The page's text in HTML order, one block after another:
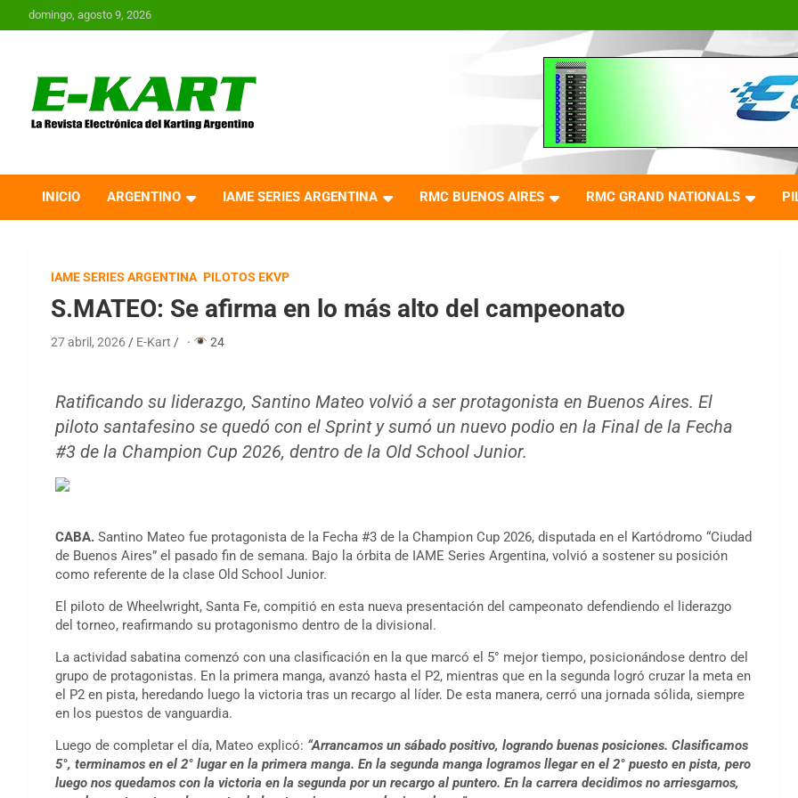
Saltar
al
domingo, agosto 9, 2026
Revista Electrónica del
INICIO ARGENTINO IAME SERIES ARGENTINA RMC BUENOS AIRES RMC GRAND NATIONALS
IAME SERIES ARGENTINA PILOTOS EKVP
S.MATEO: Se afirma en lo más alto del campeonato
27 abril, 2026 E-Kart · 24
Ratificando su liderazgo, Santino Mateo volvió a ser protagonista en Buenos Aires. El
piloto santafesino se quedó con el Sprint y sumó un nuevo podio en la Final de la Fecha
#3 de la Champion Cup 2026, dentro de la Old School Junior.
CABA. Santino Mateo fue protagonista de la Fecha #3 de la Champion Cup 2026, disputada en el Kartódromo “Ciudad
de Buenos Aires” el pasado fin de semana. Bajo la órbita de IAME Series Argentina, volvió a sostener su posición
como referente de la clase Old School Junior.
El piloto de Wheelwright, Santa Fe, compitió en esta nueva presentación del campeonato defendiendo el liderazgo
del torneo, reafirmando su protagonismo dentro de la divisional.
La actividad sabatina comenzó con una clasificación en la que marcó el 5° mejor tiempo, posicionándose dentro del
grupo de protagonistas. En la primera manga, avanzó hasta el P2, mientras que en la segunda logró cruzar la meta en
el P2 en pista, heredando luego la victoria tras un recargo al líder. De esta manera, cerró una jornada sólida, siempre
en los puestos de vanguardia.
Luego de completar el día, Mateo explicó: “Arrancamos un sábado positivo, logrando buenas posiciones. Clasificamos
5°, terminamos en el 2° lugar en la primera manga. En la segunda manga logramos llegar en el 2° puesto en pista, pero
luego nos quedamos con la victoria en la segunda por un recargo al puntero. En la carrera decidimos no arriesgarnos,